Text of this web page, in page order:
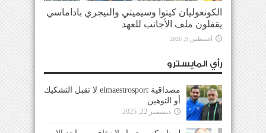
الكونغوليان كيتوا وسيميتي والنيجري باداماسي
يقفلون ملف الأجانب للعهد
أغسطس 9, 2026
رأي المايسترو
مصداقية elmaestrosport لا تقبل التشكيك
أو التوهين
ديسمبر 22, 2025